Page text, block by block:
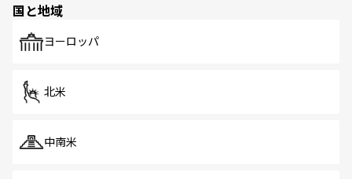
で、ホーカーズは地元の風情を楽しめる外せないスポット
国と地域
ヨーロッパ
北米
中南米